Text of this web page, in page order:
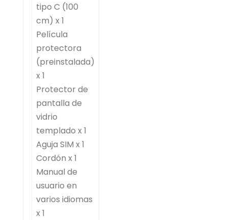
tipo C (100
cm) x 1
Película
protectora
(preinstalada)
x 1
Protector de
pantalla de
vidrio
templado x 1
Aguja SIM x 1
Cordón x 1
Manual de
usuario en
varios idiomas
x 1